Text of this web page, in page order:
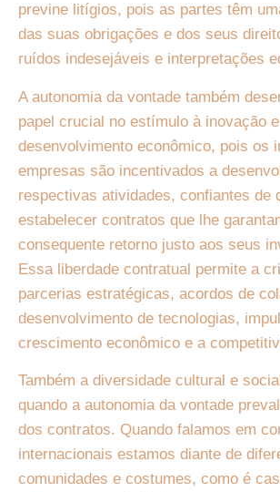
previne litígios, pois as partes têm
das suas obrigações e dos seus
ruídos indesejáveis e interpretações
A autonomia da vontade também
papel crucial no estímulo à inovação
desenvolvimento econômico, pois os
empresas são incentivados a
respectivas atividades, confiantes de
estabelecer contratos que lhe
consequente retorno justo aos seus
Essa liberdade contratual permite a
parcerias estratégicas, acordos de
desenvolvimento de tecnologias,
crescimento econômico e a
Também a diversidade cultural e
quando a autonomia da vontade
dos contratos. Quando falamos em
internacionais estamos diante de
comunidades e costumes, como é